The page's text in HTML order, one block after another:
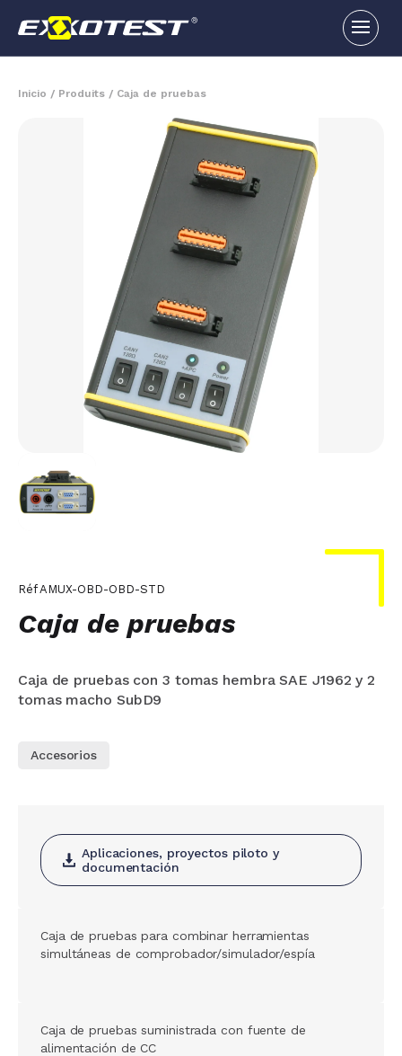
Inicio / Produits / Caja de pruebas
Réf AMUX-OBD-OBD-STD
Caja de pruebas
Caja de pruebas con 3 tomas hembra SAE J1962 y 2
tomas macho SubD9
Accesorios
Aplicaciones, proyectos piloto y
documentación
Caja de pruebas para combinar herramientas
simultáneas de comprobador/simulador/espía
Caja de pruebas suministrada con fuente de
alimentación de CC